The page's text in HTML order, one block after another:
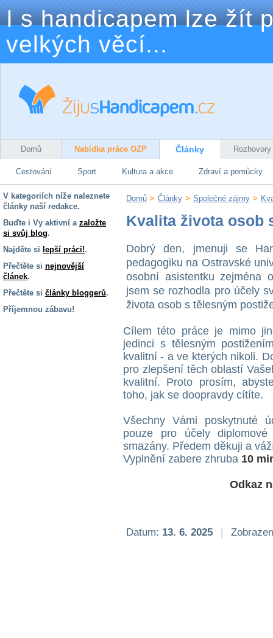
I s handicapem lze žít
velkých věcí...
Domů Nabídka práce OZP Články Rozhovory
Cestování Sport Kultura a akce Zdraví a pomůcky
V kategoriích níže naleznete
články naší redakce.
Buďte i Vy aktivní a založte
si svůj blog.
Najděte si lepší práci!.
Přečtěte si nejnovější
článek.
Přečtěte si články bloggerů.
Příjemnou zábavu!
Domů > Články > Společné zájmy >
Kvalita života osob
Dobrý den, jmenuji se
pedagogiku na Ostravské
osobní asistentku zejména
jsem se rozhodla pro účely
života osob s tělesným
Cílem této práce je mimo
jedinci s tělesným
kvalitní - a ve kterých nikoli.
pro zlepšení těch oblastí
kvalitní. Proto prosím,
toho, jak se doopravdy cítíte.
Všechny Vámi poskytnuté
pouze pro účely
smazány. Předem děkuji a
Vyplnění zabere zhruba 10
Odkaz
Datum: 13. 6. 2025 |